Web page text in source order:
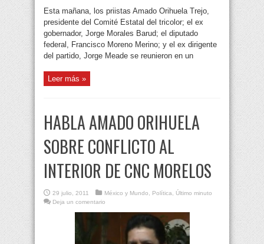
Esta mañana, los priistas Amado Orihuela Trejo,
presidente del Comité Estatal del tricolor; el ex
gobernador, Jorge Morales Barud; el diputado
federal, Francisco Moreno Merino; y el ex dirigente
del partido, Jorge Meade se reunieron en un
Leer más »
HABLA AMADO ORIHUELA
SOBRE CONFLICTO AL
INTERIOR DE CNC MORELOS
29 julio, 2011 México y Mundo Política
Último minuto
Deja un comentario